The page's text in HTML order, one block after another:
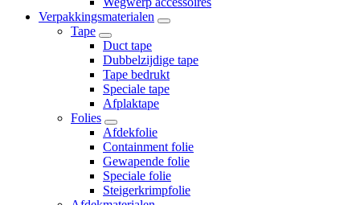
Verpakkingsmaterialen
Tape
Duct tape
Dubbelzijdige tape
Tape bedrukt
Speciale tape
Afplaktape
Folies
Afdekfolie
Containment folie
Gewapende folie
Speciale folie
Steigerkrimpfolie